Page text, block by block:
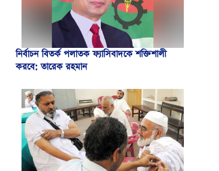
নির্বাচন বিতর্ক পলাতক ফ্যাসিবাদকে শক্তিশালী
করবে: তারেক রহমান